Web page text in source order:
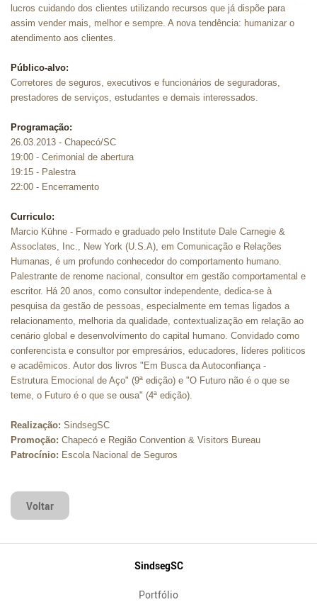
lucros cuidando dos clientes utilizando recursos que já dispõe para
assim vender mais, melhor e sempre. A nova tendência: humanizar o
atendimento aos clientes.
Público-alvo:
Corretores de seguros, executivos e funcionários de seguradoras,
prestadores de serviços, estudantes e demais interessados.
Programação:
26.03.2013 - Chapecó/SC
19:00 - Cerimonial de abertura
19:15 - Palestra
22:00 - Encerramento
Curriculo:
Marcio Kühne - Formado e graduado pelo Institute Dale Carnegie &
Assoclates, Inc., New York (U.S.A), em Comunicação e Relações
Humanas, é um profundo conhecedor do comportamento humano.
Palestrante de renome nacional, consultor em gestão comportamental e
escritor. Há 20 anos, como consultor independente, dedica-se à
pesquisa da gestão de pessoas, especialmente em temas ligados a
relacionamento, melhoria da qualidade, contextualização em relação ao
cenário global e desenvolvimento do capital humano. Convidado como
conferencista e consultor por empresários, educadores, líderes politicos
e acadêmicos. Autor dos livros "Em Busca da Autoconfiança -
Estrutura Emocional de Aço" (9ª edição) e "O Futuro não é o que se
teme, o Futuro é o que se ousa" (4ª edição).
Realização: SindsegSC
Promoção: Chapecó e Região Convention & Visitors Bureau
Patrocínio: Escola Nacional de Seguros
Voltar
SindsegSC
Portfólio